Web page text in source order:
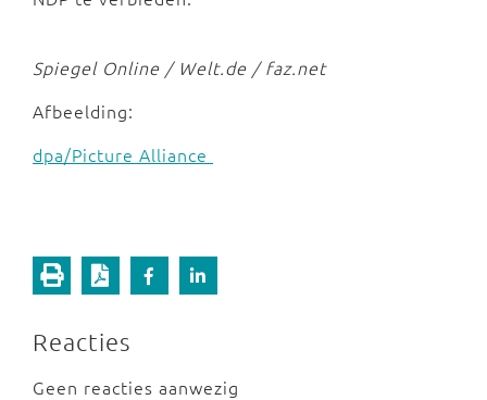
Spiegel Online / Welt.de / faz.net
Afbeelding:
dpa/Picture Alliance
Reacties
Geen reacties aanwezig